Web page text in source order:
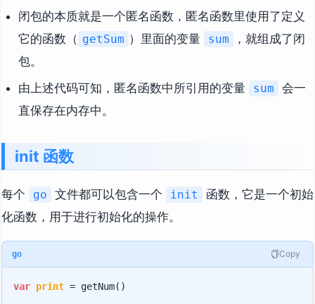
闭包的本质就是一个匿名函数，匿名函数里使用了定义
它的函数（ getSum ）里面的变量 sum
，就组成了闭
包。
由上述代码可知，匿名函数中所引用的变量
sum
会一
直保存在内存中。
init 函数
每个 go 文件都可以包含一个 init
函数，它是一个初始
化函数，用于进行初始化的操作。
go Copy
var print = getNum()